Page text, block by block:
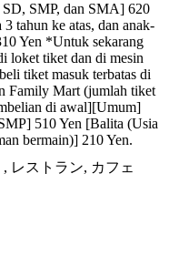
SMP, dan SMA] 620
tahun ke atas, dan anak-
Yen *Untuk sekarang
loket tiket dan di mesin
tiket masuk terbatas di
Family Mart (jumlah tiket
di awal][Umum]
510 Yen [Balita (Usia
bermain)] 210 Yen.
レストラン, カフェ